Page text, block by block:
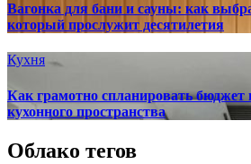
Вагонка для бани и сауны: как
который прослужит десятилетия
Кухня
Как грамотно спланировать бюджет
кухонного пространства
Облако тегов